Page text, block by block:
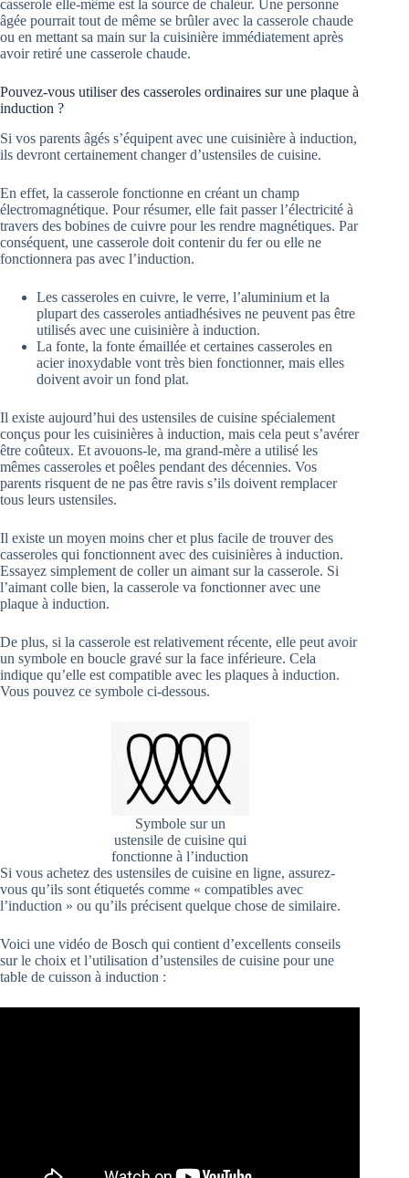
casserole elle-même est la source de chaleur. Une personne
âgée pourrait tout de même se brûler avec la casserole chaude
ou en mettant sa main sur la cuisinière immédiatement après
avoir retiré une casserole chaude.
Pouvez-vous utiliser des casseroles ordinaires sur une plaque à
induction ?
Si vos parents âgés s’équipent avec une cuisinière à induction,
ils devront certainement changer d’ustensiles de cuisine.
En effet, la casserole fonctionne en créant un champ
électromagnétique. Pour résumer, elle fait passer l’électricité à
travers des bobines de cuivre pour les rendre magnétiques. Par
conséquent, une casserole doit contenir du fer ou elle ne
fonctionnera pas avec l’induction.
Les casseroles en cuivre, le verre, l’aluminium et la
plupart des casseroles antiadhésives ne peuvent pas être
utilisés avec une cuisinière à induction.
La fonte, la fonte émaillée et certaines casseroles en
acier inoxydable vont très bien fonctionner, mais elles
doivent avoir un fond plat.
Il existe aujourd’hui des ustensiles de cuisine spécialement
conçus pour les cuisinières à induction, mais cela peut s’avérer
être coûteux. Et avouons-le, ma grand-mère a utilisé les
mêmes casseroles et poêles pendant des décennies. Vos
parents risquent de ne pas être ravis s’ils doivent remplacer
tous leurs ustensiles.
Il existe un moyen moins cher et plus facile de trouver des
casseroles qui fonctionnent avec des cuisinières à induction.
Essayez simplement de coller un aimant sur la casserole. Si
l’aimant colle bien, la casserole va fonctionner avec une
plaque à induction.
De plus, si la casserole est relativement récente, elle peut avoir
un symbole en boucle gravé sur la face inférieure. Cela
indique qu’elle est compatible avec les plaques à induction.
Vous pouvez ce symbole ci-dessous.
Symbole sur un
ustensile de cuisine qui
fonctionne à l’induction
Si vous achetez des ustensiles de cuisine en ligne, assurez-
vous qu’ils sont étiquetés comme « compatibles avec
l’induction » ou qu’ils précisent quelque chose de similaire.
Voici une vidéo de Bosch qui contient d’excellents conseils
sur le choix et l’utilisation d’ustensiles de cuisine pour une
table de cuisson à induction :